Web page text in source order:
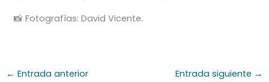
📸 Fotografías: David Vicente.
← Entrada anterior Entrada siguiente →